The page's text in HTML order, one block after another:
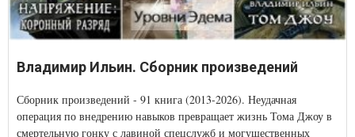
Владимир Ильин. Сборник произведений
Сборник произведений - 91 книга (2013-2026). Неудачная
операция по внедрению навыков превращает жизнь Тома Джоу в
смертельную гонку с лавиной спецслужб и могущественных